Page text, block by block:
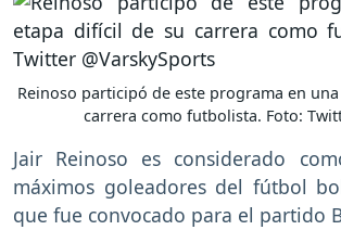
Reinoso participó de este programa en
carrera como futbolista. Foto:
Jair Reinoso es considerado
máximos goleadores del fútbol
que fue convocado para el partido